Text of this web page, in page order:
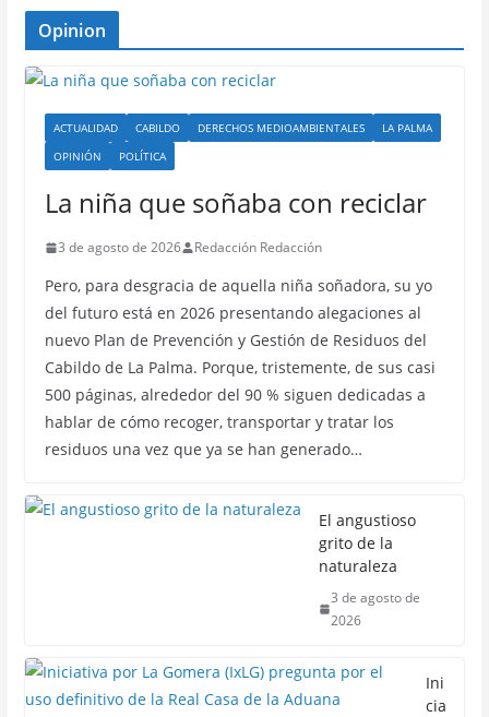
Opinion
ACTUALIDAD CABILDO DERECHOS MEDIOAMBIENTALES
LA PALMA
OPINIÓN
POLÍTICA
La niña que soñaba con reciclar
3 de agosto de 2026 Redacción Redacción
Pero, para desgracia de aquella niña soñadora, su yo
del futuro está en 2026 presentando alegaciones al
nuevo Plan de Prevención y Gestión de Residuos del
Cabildo de La Palma. Porque, tristemente, de sus casi
500 páginas, alrededor del 90 % siguen dedicadas a
hablar de cómo recoger, transportar y tratar los
residuos una vez que ya se han generado…
El angustioso
grito de la
naturaleza
3 de agosto de
2026
Ini
cia